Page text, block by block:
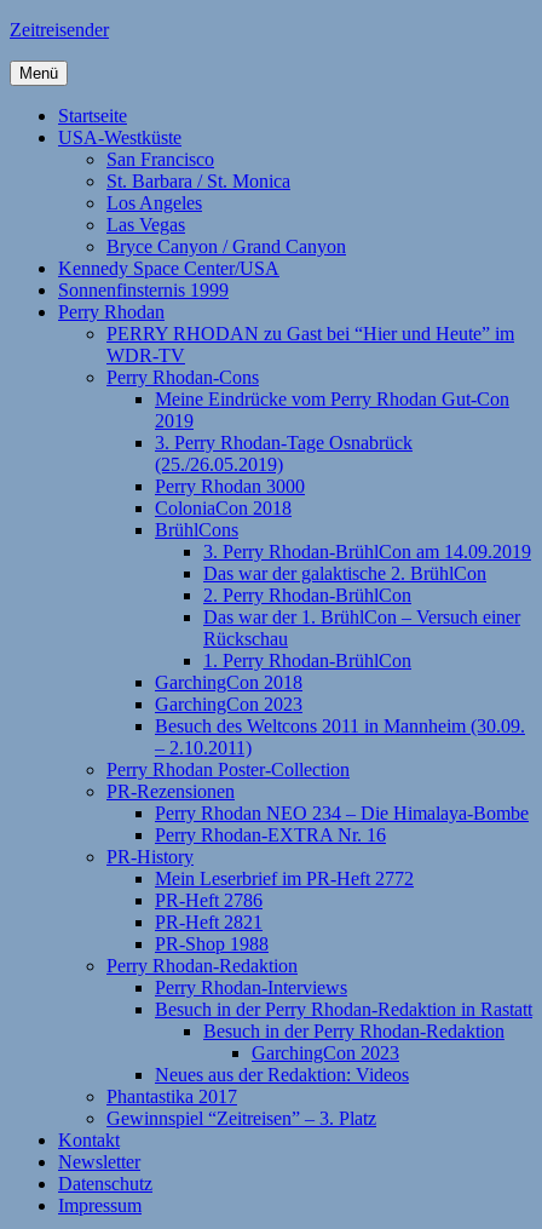
Zum
springen
Zeitreisender
Menü
Startseite
USA-Westküste
San Francisco
St. Barbara / St. Monica
Los Angeles
Las Vegas
Bryce Canyon / Grand Canyon
Kennedy Space Center/USA
Sonnenfinsternis 1999
Perry Rhodan
PERRY RHODAN zu Gast bei “Hier und Heute” im
WDR-TV
Perry Rhodan-Cons
Meine Eindrücke vom Perry Rhodan Gut-Con
2019
3. Perry Rhodan-Tage Osnabrück
(25./26.05.2019)
Perry Rhodan 3000
ColoniaCon 2018
BrühlCons
3. Perry Rhodan-BrühlCon am 14.09.2019
Das war der galaktische 2. BrühlCon
2. Perry Rhodan-BrühlCon
Das war der 1. BrühlCon – Versuch einer
Rückschau
1. Perry Rhodan-BrühlCon
GarchingCon 2018
GarchingCon 2023
Besuch des Weltcons 2011 in Mannheim (30.09.
– 2.10.2011)
Perry Rhodan Poster-Collection
PR-Rezensionen
Perry Rhodan NEO 234 – Die Himalaya-Bombe
Perry Rhodan-EXTRA Nr. 16
PR-History
Mein Leserbrief im PR-Heft 2772
PR-Heft 2786
PR-Heft 2821
PR-Shop 1988
Perry Rhodan-Redaktion
Perry Rhodan-Interviews
Besuch in der Perry Rhodan-Redaktion in Rastatt
Besuch in der Perry Rhodan-Redaktion
GarchingCon 2023
Neues aus der Redaktion: Videos
Phantastika 2017
Gewinnspiel “Zeitreisen” – 3. Platz
Kontakt
Newsletter
Datenschutz
Impressum